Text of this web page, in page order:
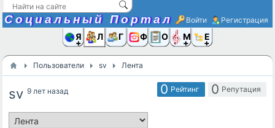
Социальный Портал Войти Регистрация
Я иЛюди
Группы
Фото Ещё
Пользователи sv Лента
sv9 лет назад 0 Репутация
0 Рейтинг